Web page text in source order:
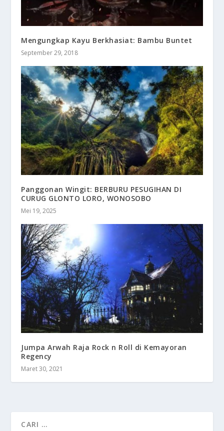
Mengungkap Kayu Berkhasiat: Bambu Buntet
September 29, 2018
Panggonan Wingit: BERBURU PESUGIHAN DI
CURUG GLONTO LORO, WONOSOBO
Mei 19, 2025
Jumpa Arwah Raja Rock n Roll di Kemayoran
Regency
Maret 30, 2021